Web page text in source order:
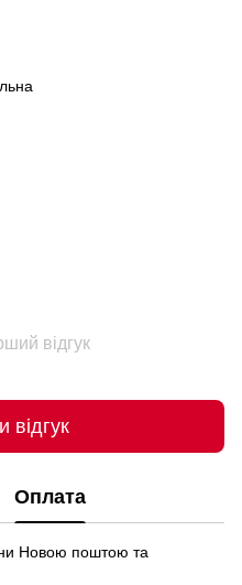
відгук
відгук
Оплата
Новою поштою та